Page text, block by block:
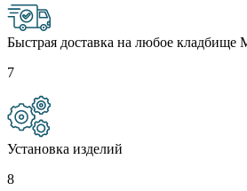
Быстрая доставка на любое
7
Установка изделий
8